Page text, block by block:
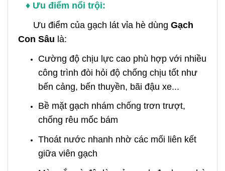
♦ Ưu điểm nổi trội:
Ưu điểm của gạch lát vỉa hè dùng Gạch
Con Sâu là:
Cường độ chịu lực cao phù hợp với nhiều
công trình đòi hỏi độ chống chịu tốt như
bến cảng, bến thuyền, bãi đậu xe...
Bề mặt gạch nhám chống trơn trượt,
chống rêu mốc bám
Thoát nước nhanh nhờ các mối liên kết
giữa viên gạch